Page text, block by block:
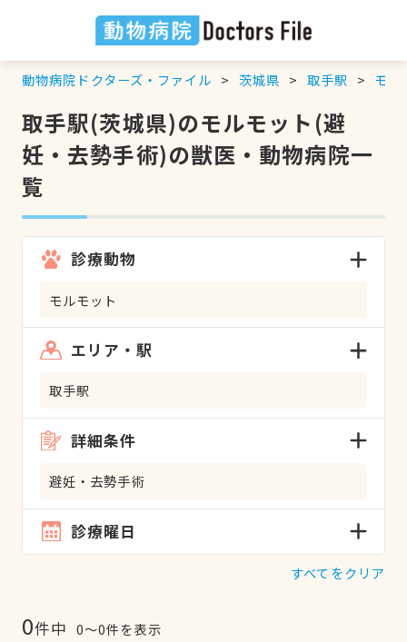
動物病院ドクターズ・ファイル 茨城県 取手駅 モル
取手駅(茨城県)のモルモット(避
妊・去勢手術)の獣医・動物病院一
覧
診療動物
モルモット
エリア・駅
取手駅
詳細条件
避妊・去勢手術
診療曜日
すべてをクリア
0件中 0〜0件を表示